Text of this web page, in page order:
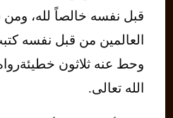
قبل نفسه خالصاً لله،
العالمين من قبل نفسه
وحط عنه ثلاثون
الله تعالى.